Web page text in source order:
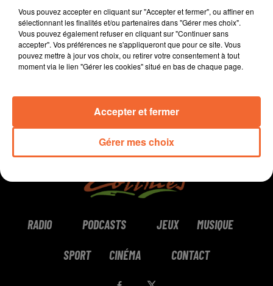
Bressuire, vous propose son coup de coeur.
0:00 2 min 11 sec
RADIO PODCASTS JEUX MUSIQUE
SPORT CINÉMA CONTACT
Vous pouvez accepter en cliquant sur "Accepter et fermer", ou affiner en
sélectionnant les finalités et/ou partenaires dans "Gérer mes choix".
Vous pouvez également refuser en cliquant sur "Continuer sans
accepter". Vos préférences ne s'appliqueront que pour ce site. Vous
pouvez mettre à jour vos choix, ou retirer votre consentement à tout
moment via le lien "Gérer les cookies" situé en bas de chaque page.
Gérer mes choix
Accepter et fermer